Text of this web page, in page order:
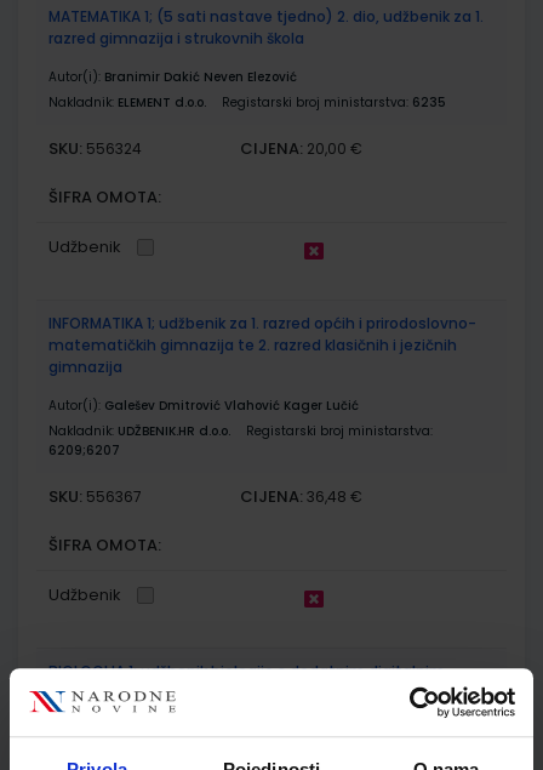
MATEMATIKA 1; (5 sati nastave tjedno) 2. dio, udžbenik za 1.
razred gimnazija i strukovnih škola
Autor(i): Branimir Dakić Neven Elezović
Nakladnik: ELEMENT d.o.o. Registarski broj ministarstva: 6235
SKU: 556324 CIJENA: 20,00 €
ŠIFRA OMOTA:
Udžbenik
INFORMATIKA 1; udžbenik za 1. razred općih i prirodoslovno-
matematičkih gimnazija te 2. razred klasičnih i jezičnih
gimnazija
Autor(i): Galešev Dmitrović Vlahović Kager Lučić
Nakladnik: UDŽBENIK.HR d.o.o.
Registarski broj ministarstva:
6209;6207
SKU: 556367 CIJENA: 36,48 €
ŠIFRA OMOTA:
Udžbenik
BIOLOGIJA 1; udžbenik biologije s dodatnim digitalnim
sadržajima u prvom razredu gimnazija